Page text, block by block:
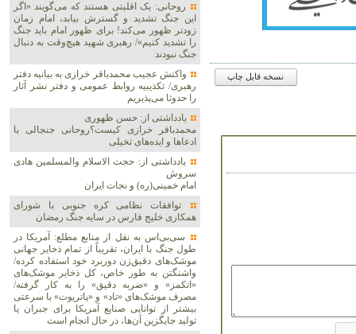
نسخه قابل چاپ
روحانی: یک اقلیتی هستند که می‌گویند «اگر
این جنگ تشدید و گسترش بیابد، امام زمان
زودتر ظهور می‌کند! برای ظهور امام باید جنگ
را تشدید کنیم»/ رهبری شهید هیچ‌وقت به دنبال
جنگ نبودند
واکنش عجیب محمدباقر خرازی به بیانیه دفتر
رهبری/ تکذیبیه روابط عمومی و دفتر نشر آثار
را حدوثا می‌پذیریم
یادداشتی از: حسن ظهوری
محمدباقر خرازی کیست؟روحانی جنجالی با
ادعاها و ایده‌های تخیلی
یادداشتی از: حجت الاسلام والمسلمین هادی
سروش
امام خمینی(ره) و نجات ایران
توافقات نظامی کره جنوبی با شورای
همکاری خلیج فارس در سایه جنگ رمضان
سی‌بی‌اس به نقل از منابع مطلع: آمریکا در
طول جنگ با ایران، تقریباً از تمام ذخایر جهانی
موشک‌های دقیق‌زن دوربرد خود استفاده کرده/
واشنگتن به طور خاص، کل ذخایر موشک‌های
«اتکمز» و «ضربه دقیق» را به کار گرفته/
مصرف موشک‌های «تاد» و «پاتریوت» با سرعتی
بیشتر از توانایی صنایع آمریکا برای جبران یا
تولید جایگزین آن‌ها، در حال انجام است